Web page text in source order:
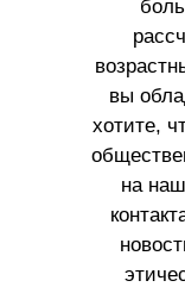
вы
хотите,
на